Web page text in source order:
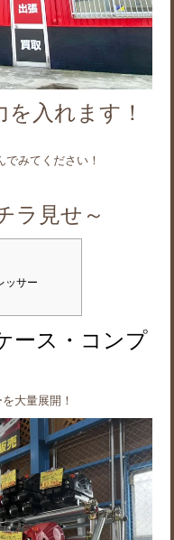
入れます！
みてください！
ラ見せ～
ッサー
ース・コンプ
大量展開！